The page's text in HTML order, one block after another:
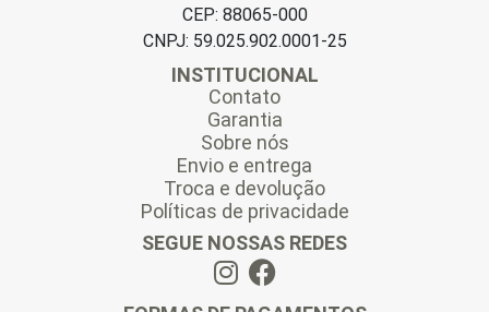
CEP: 88065-000
CNPJ: 59.025.902.0001-25
INSTITUCIONAL
Contato
Garantia
Sobre nós
Envio e entrega
Troca e devolução
Políticas de privacidade
SEGUE NOSSAS REDES